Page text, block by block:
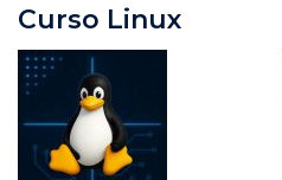
Curso Linux